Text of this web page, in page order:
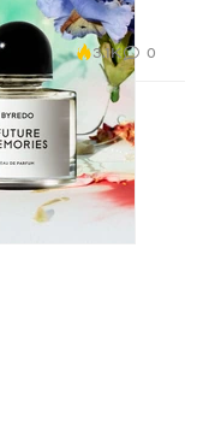
3.1K 0